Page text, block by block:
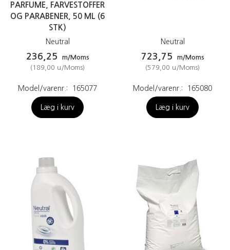
PARFUME, FARVESTOFFER
OG PARABENER, 50 ML (6
STK)
Neutral
236,25
m/Moms
(189,00 u/Moms)
Model/varenr.: 165077
Læg i kurv
Neutral
723,75
m/Moms
(579,00 u/Moms)
Model/varenr.: 165080
Læg i kurv